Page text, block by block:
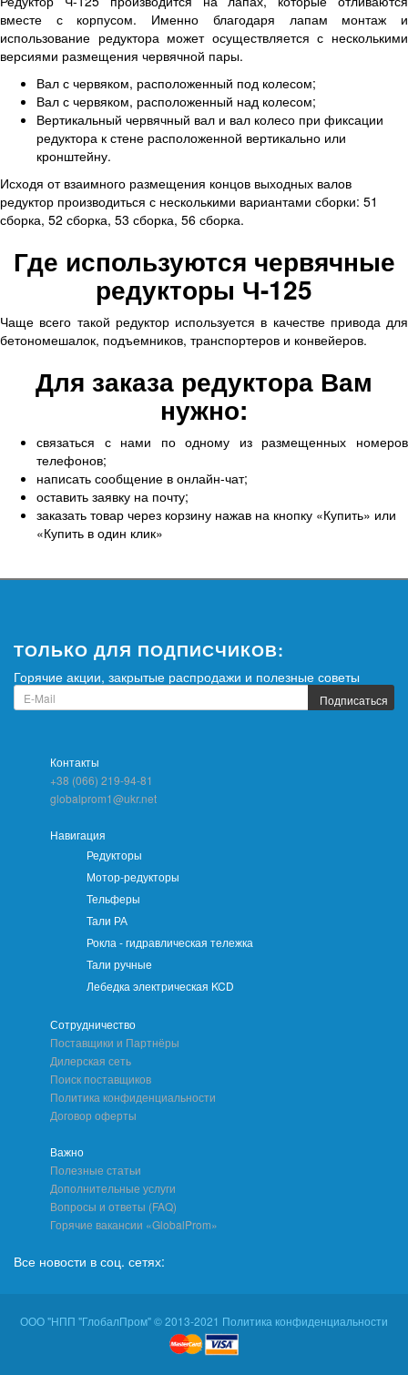
вместе с корпусом. Именно благодаря лапам монтаж и
использование редуктора может осуществляется с несколькими
версиями размещения червячной пары.
Вал с червяком, расположенный под колесом;
Вал с червяком, расположенный над колесом;
Вертикальный червячный вал и вал колесо при фиксации
редуктора к стене расположенной вертикально или
кронштейну.
Исходя от взаимного размещения концов выходных валов
редуктор производиться с несколькими вариантами сборки: 51
сборка, 52 сборка, 53 сборка, 56 сборка.
Где используются червячные
редукторы Ч-125
Чаще всего такой редуктор используется в качестве привода для
бетономешалок, подъемников, транспортеров и конвейеров.
Для заказа редуктора Вам
нужно:
связаться с нами по одному из размещенных номеров
телефонов;
написать сообщение в онлайн-чат;
оставить заявку на почту;
заказать товар через корзину нажав на кнопку «Купить» или
«Купить в один клик»
ТОЛЬКО ДЛЯ ПОДПИСЧИКОВ:
Горячие акции, закрытые распродажи и полезные советы
Подписаться
Контакты
+38 (066) 219-94-81
globalprom1@ukr.net
Навигация
Редукторы
Мотор-редукторы
Тельферы
Тали РА
Рокла - гидравлическая тележка
Тали ручные
Лебедка электрическая KCD
Сотрудничество
Поставщики и Партнёры
Дилерская сеть
Поиск поставщиков
Политика конфиденциальности
Договор оферты
Важно
Полезные статьи
Дополнительные услуги
Вопросы и ответы (FAQ)
Горячие вакансии «GlobalProm»
Все новости в соц. сетях:
ООО "НПП "ГлобалПром" © 2013-2021 Политика конфиденциальности